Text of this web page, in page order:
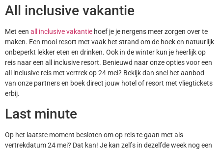
All inclusive vakantie
Met een all inclusive vakantie hoef je je nergens meer zorgen over te
maken. Een mooi resort met vaak het strand om de hoek en natuurlijk
onbeperkt lekker eten en drinken. Ook in de winter kun je heerlijk op
reis naar een all inclusive resort. Benieuwd naar onze opties voor een
all inclusive reis met vertrek op 24 mei? Bekijk dan snel het aanbod
van onze partners en boek direct jouw hotel of resort met vliegtickets
erbij.
Last minute
Op het laatste moment besloten om op reis te gaan met als
vertrekdatum 24 mei? Dat kan! Je kan zelfs in dezelfde week nog een